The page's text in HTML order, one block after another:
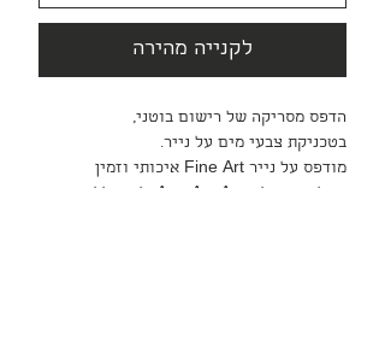
לקנייה מהירה
הדפס מסריקה של רישום בוטני,
בטכניקת צבעי מים על נייר.
מודפס על נייר Fine Art איכותי וזמין